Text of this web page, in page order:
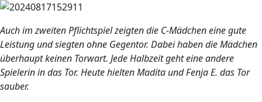
Auch im zweiten Pflichtspiel zeigten die C-Mädchen eine gute
Leistung und siegten ohne Gegentor. Dabei haben die Mädchen
überhaupt keinen Torwart. Jede Halbzeit geht eine andere
Spielerin in das Tor. Heute hielten Madita und Fenja E. das Tor
sauber.